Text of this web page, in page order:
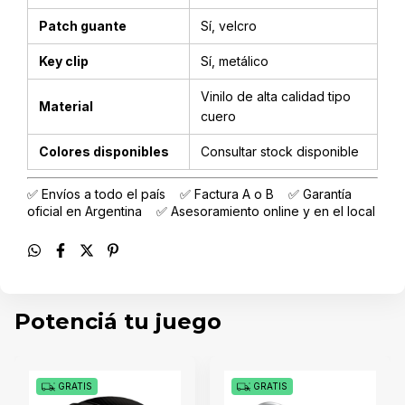
Patch guante Sí, velcro
Key clip Sí, metálico
Material
Vinilo de alta calidad tipo
cuero
Colores disponibles Consultar stock disponible
✅ Envíos a todo el país ✅ Factura A o B ✅ Garantía
oficial en Argentina ✅ Asesoramiento online y en el local
Potenciá tu juego
GRATIS GRATIS